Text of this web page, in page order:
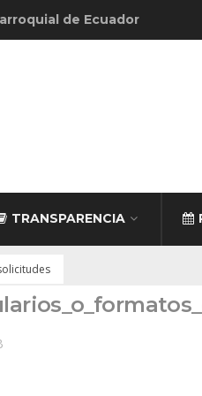
de Ecuador
TRANSPARENCIA